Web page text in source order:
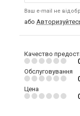
Ваш e-mail не
або
Качество
Обслуговування
Цена